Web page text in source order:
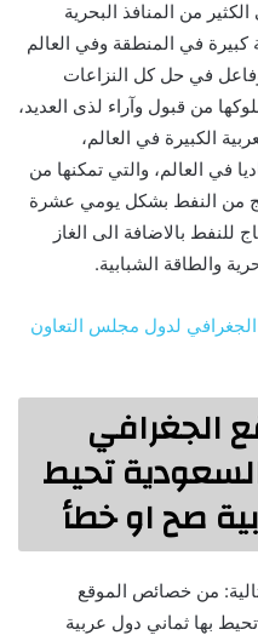
من المنافذ البحرية
كبيرة في المنطقة وفي العالم
في حل كل النزاعات
من قبول وآراء لذى العديد،
الكبيرة في العالم،
في العالم، والتي تمكنها من
من النفط بشكل يومي عشرة
للنفط بالاضافة الى الغاز
والطاقة الشبابية.
لدول مجلس التعاون
الجغرافي
تحيط
صح او خطأ
من خصائص الموقع
بها ثماني دول عربية